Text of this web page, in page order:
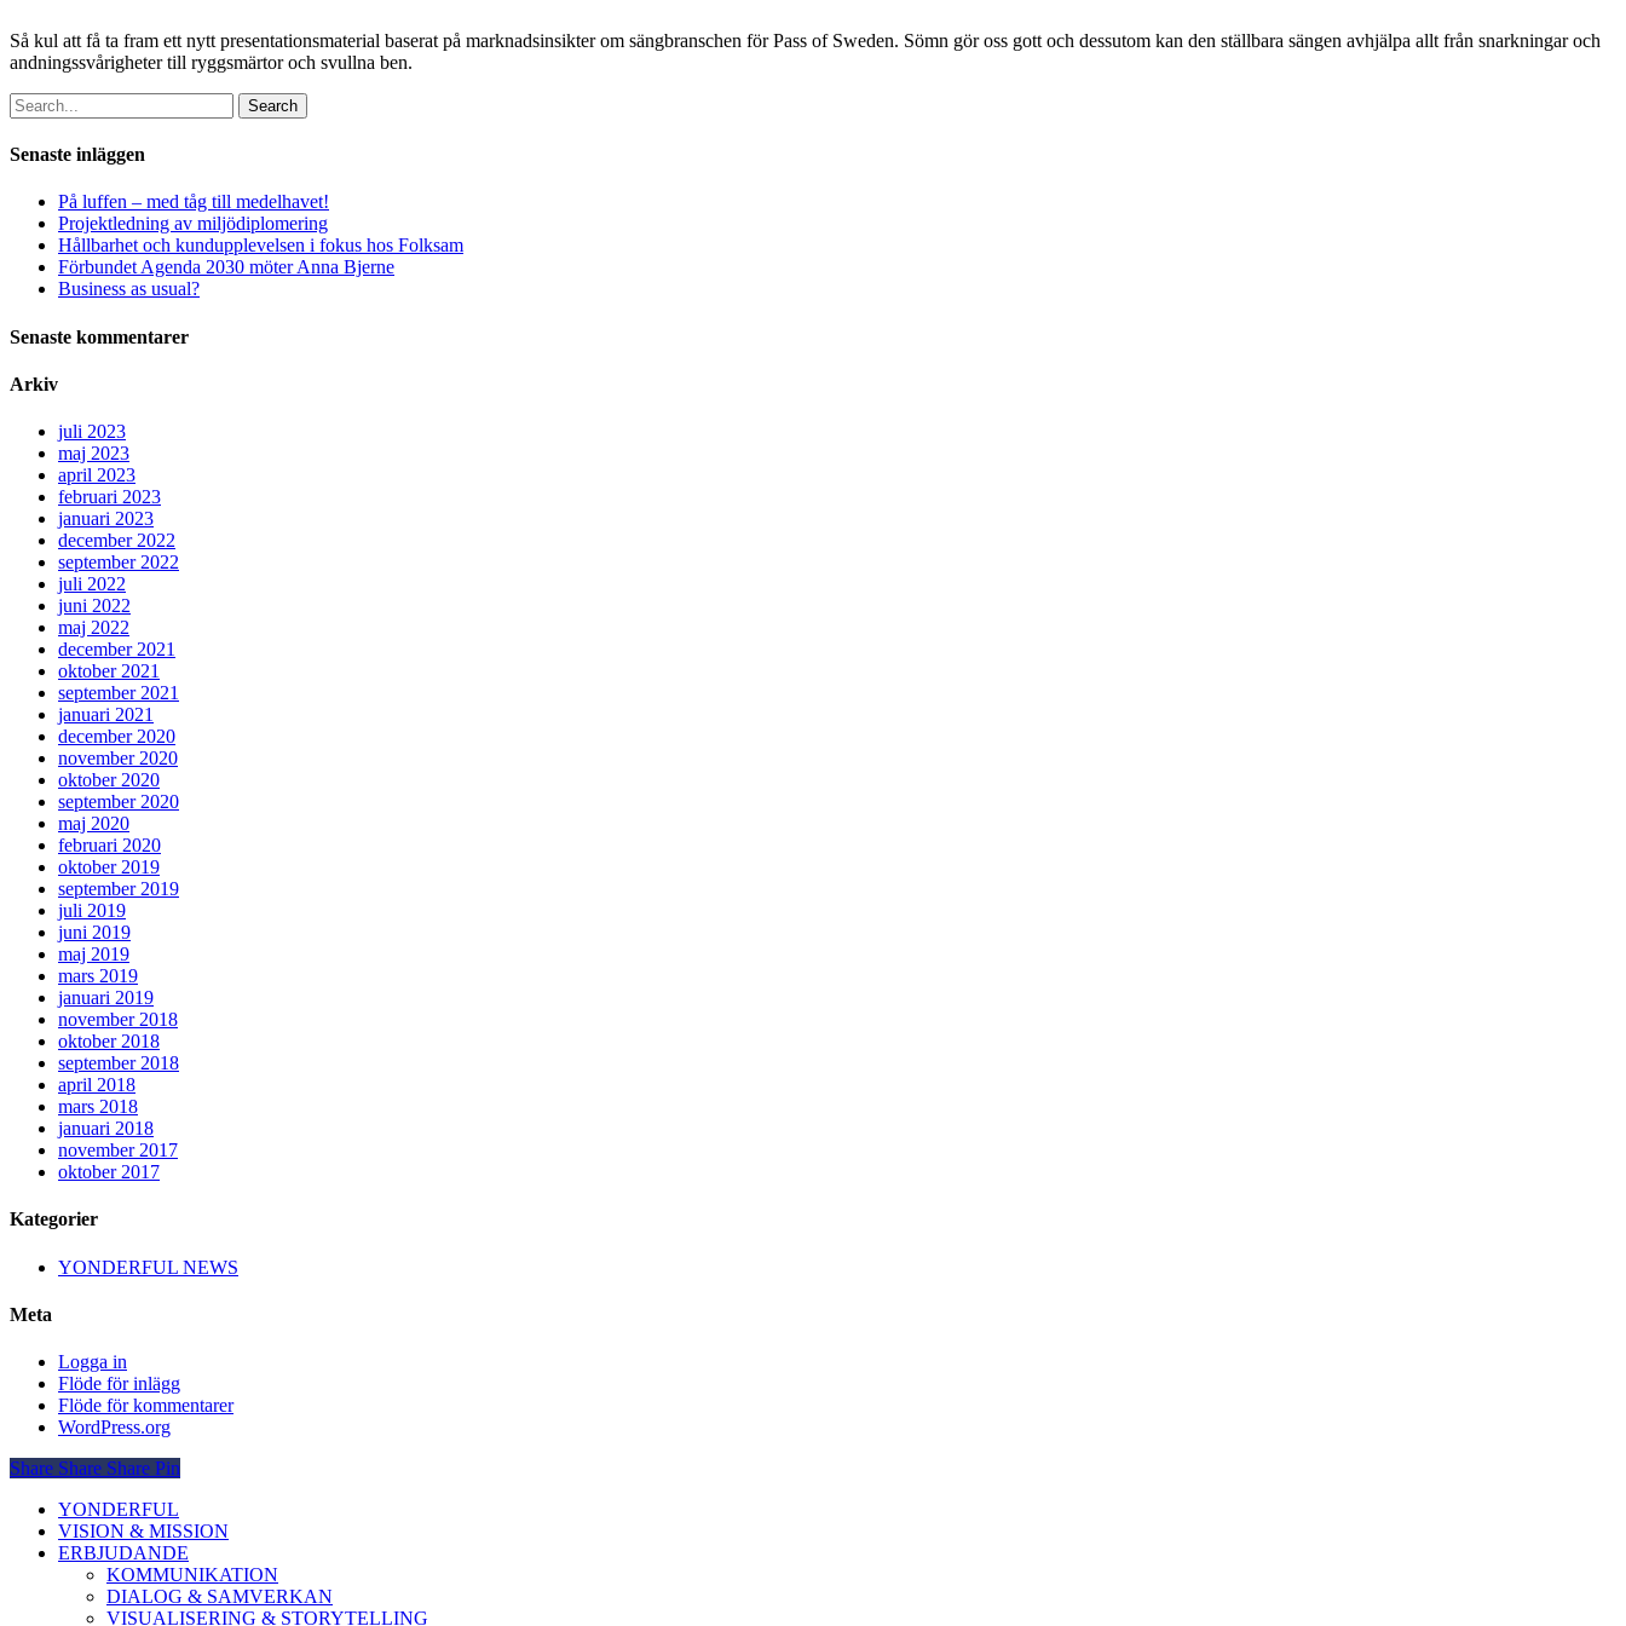
Så kul att få ta fram ett nytt presentationsmaterial baserat på marknadsinsikter om sängbranschen för Pass of Sweden. Sömn gör oss gott och dessutom kan den ställbara sängen avhjälpa allt från snarkningar och
andningssvårigheter till ryggsmärtor och svullna ben.
Search
Senaste inläggen
På luffen – med tåg till medelhavet!
Projektledning av miljödiplomering
Hållbarhet och kundupplevelsen i fokus hos Folksam
Förbundet Agenda 2030 möter Anna Bjerne
Business as usual?
Senaste kommentarer
Arkiv
juli 2023
maj 2023
april 2023
februari 2023
januari 2023
december 2022
september 2022
juli 2022
juni 2022
maj 2022
december 2021
oktober 2021
september 2021
januari 2021
december 2020
november 2020
oktober 2020
september 2020
maj 2020
februari 2020
oktober 2019
september 2019
juli 2019
juni 2019
maj 2019
mars 2019
januari 2019
november 2018
oktober 2018
september 2018
april 2018
mars 2018
januari 2018
november 2017
oktober 2017
Kategorier
YONDERFUL NEWS
Meta
Logga in
Flöde för inlägg
Flöde för kommentarer
WordPress.org
Share Share Share Pin
Close
Menu
YONDERFUL
VISION & MISSION
ERBJUDANDE
KOMMUNIKATION
DIALOG & SAMVERKAN
VISUALISERING & STORYTELLING